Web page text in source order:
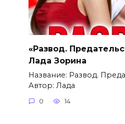
«Развод.
Лада Зорина
Название: Развод.
Автор: Лада
0 14